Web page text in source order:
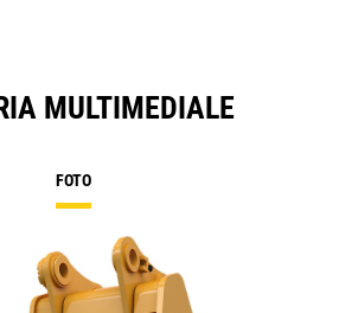
MULTIMEDIALE
FOTO